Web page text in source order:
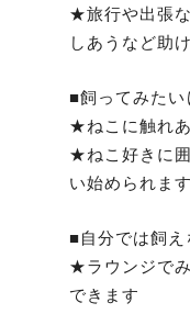
★旅行や出張
しあうなど助
■飼ってみた
★ねこに触れ
★ねこ好きに
い始められます
■自分では飼
★ラウンジで
できます